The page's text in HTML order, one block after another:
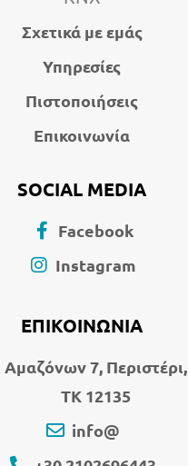
Σχετικά με εμάς
Υπηρεσίες
Πιστοποιήσεις
Επικοινωνία
SOCIAL MEDIA
Facebook
Instagram
ΕΠΙΚΟΙΝΩΝΙΑ
Αμαζόνων 7, Περιστέρι,
ΤΚ 12135
info@